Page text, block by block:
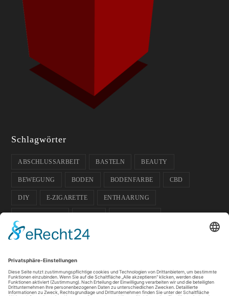
Schlagwörter
ABSCHLUSSARBEIT BASTELN BEAUTY
BEWEGUNG BODEN BODENFARBE CBD
DIY E-ZIGARETTE ENTHAARUNG
FUSSBODENFARBE
HAUSTIERE HOCHZEIT ISOKINETIK
KOSMETIK LICHT PFLANZEN SOMMER